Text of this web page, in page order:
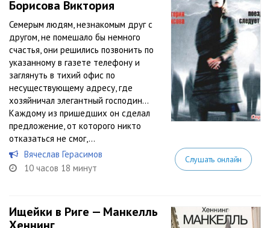
Борисова Виктория
Семерым людям, незнакомым друг с
другом, не помешало бы немного
счастья, они решились позвонить по
указанному в газете телефону и
заглянуть в тихий офис по
несуществующему адресу, где
хозяйничал элегантный господин…
Каждому из пришедших он сделал
предложение, от которого никто
отказаться не смог,...
Вячеслав Герасимов
10 часов 18 минут
Слушать онлайн
Ищейки в Риге — Манкелль